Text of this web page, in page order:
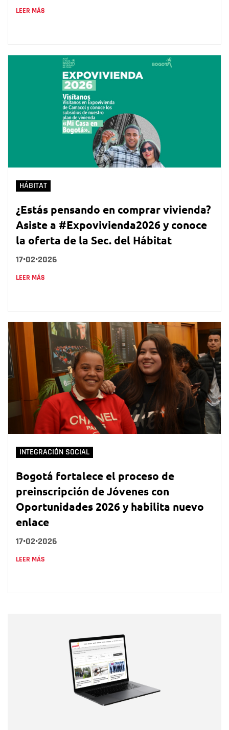
LEER MÁS
HÁBITAT
¿Estás pensando en comprar vivienda?
Asiste a #Expovivienda2026 y conoce
la oferta de la Sec. del Hábitat
17•02•2026
LEER MÁS
INTEGRACIÓN SOCIAL
Bogotá fortalece el proceso de
preinscripción de Jóvenes con
Oportunidades 2026 y habilita nuevo
enlace
17•02•2026
LEER MÁS
Correo electrónico
Tipo de comentario